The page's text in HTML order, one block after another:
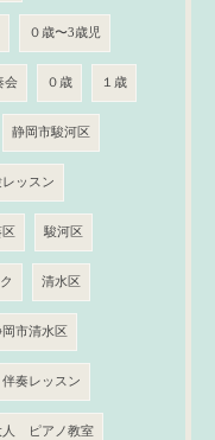
０歳〜3歳児
会 ０歳 １歳
静岡市駿河区
ッスン
駿河区
清水区
岡市清水区
伴奏レッスン
人 ピアノ教室